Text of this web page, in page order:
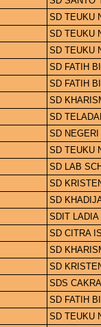
SD TEUKU
SD TEUKU
SD TEUKU
SD FATIH
SD FATIH
SD
SD
SD
SD TEUKU
SD LAB
SD
SD
SDIT
SD CITRA
SD
SD
SDS
SD FATIH
SD TEUKU